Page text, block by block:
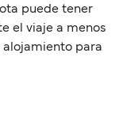
puede tener
el viaje a menos
para